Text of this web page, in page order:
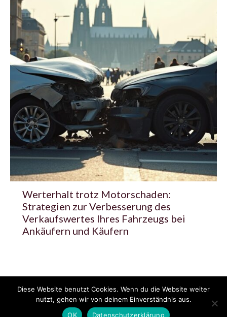
Werterhalt trotz Motorschaden:
Strategien zur Verbesserung des
Verkaufswertes Ihres Fahrzeugs bei
Ankäufern und Käufern
© 2020 - 2025 Copyright - KFZzeitung.com
Datenschutzerklärung FAQ Kontakt Impressum
Diese Website benutzt Cookies. Wenn du die Website weiter
nutzt, gehen wir von deinem Einverständnis aus.
OK
Datenschutzerklärung